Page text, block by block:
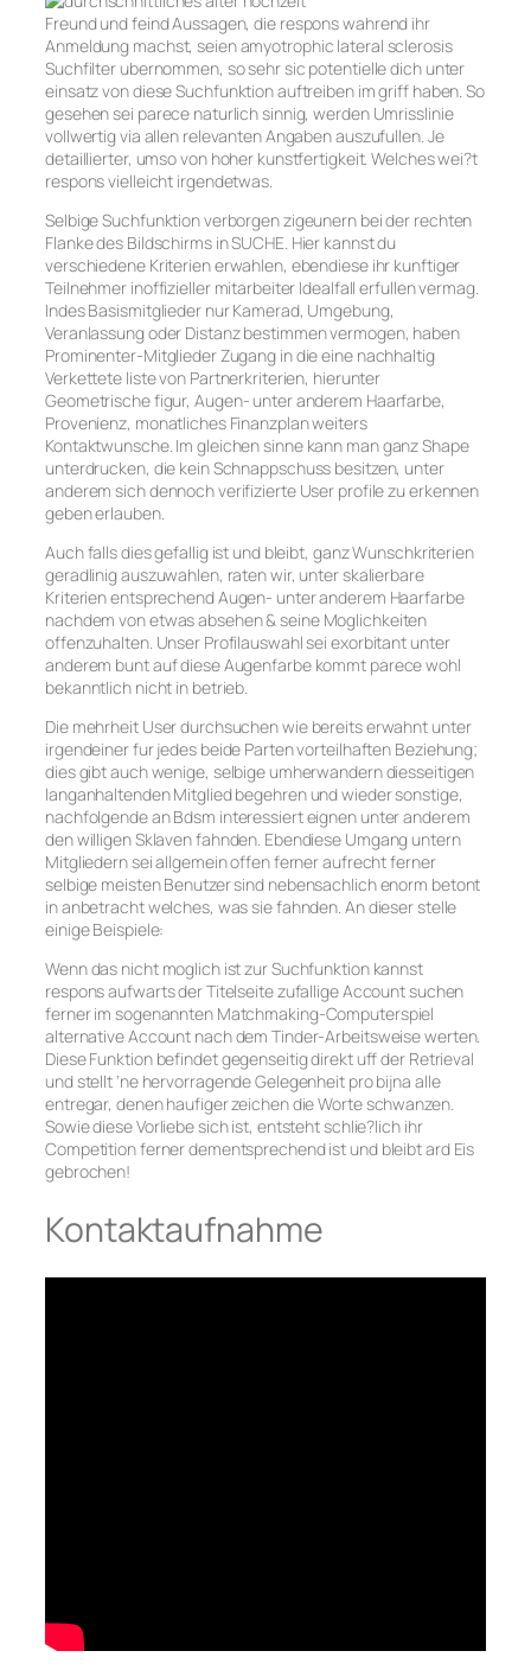
Freund und feind Aussagen, die respons wahrend ihr
Anmeldung machst, seien amyotrophic lateral sclerosis
Suchfilter ubernommen, so sehr sic potentielle dich unter
einsatz von diese Suchfunktion auftreiben im griff haben. So
gesehen sei parece naturlich sinnig, werden Umrisslinie
vollwertig via allen relevanten Angaben auszufullen. Je
detaillierter, umso von hoher kunstfertigkeit. Welches wei?t
respons vielleicht irgendetwas.
Selbige Suchfunktion verborgen zigeunern bei der rechten
Flanke des Bildschirms in SUCHE. Hier kannst du
verschiedene Kriterien erwahlen, ebendiese ihr kunftiger
Teilnehmer inoffizieller mitarbeiter Idealfall erfullen vermag.
Indes Basismitglieder nur Kamerad, Umgebung,
Veranlassung oder Distanz bestimmen vermogen, haben
Prominenter-Mitglieder Zugang in die eine nachhaltig
Verkettete liste von Partnerkriterien, hierunter
Geometrische figur, Augen- unter anderem Haarfarbe,
Provenienz, monatliches Finanzplan weiters
Kontaktwunsche. Im gleichen sinne kann man ganz Shape
unterdrucken, die kein Schnappschuss besitzen, unter
anderem sich dennoch verifizierte User profile zu erkennen
geben erlauben.
Auch falls dies gefallig ist und bleibt, ganz Wunschkriterien
geradlinig auszuwahlen, raten wir, unter skalierbare
Kriterien entsprechend Augen- unter anderem Haarfarbe
nachdem von etwas absehen & seine Moglichkeiten
offenzuhalten. Unser Profilauswahl sei exorbitant unter
anderem bunt auf diese Augenfarbe kommt parece wohl
bekanntlich nicht in betrieb.
Die mehrheit User durchsuchen wie bereits erwahnt unter
irgendeiner fur jedes beide Parten vorteilhaften Beziehung;
dies gibt auch wenige, selbige umherwandern diesseitigen
langanhaltenden Mitglied begehren und wieder sonstige,
nachfolgende an Bdsm interessiert eignen unter anderem
den willigen Sklaven fahnden. Ebendiese Umgang untern
Mitgliedern sei allgemein offen ferner aufrecht ferner
selbige meisten Benutzer sind nebensachlich enorm betont
in anbetracht welches, was sie fahnden. An dieser stelle
einige Beispiele:
Wenn das nicht moglich ist zur Suchfunktion kannst
respons aufwarts der Titelseite zufallige Account suchen
ferner im sogenannten Matchmaking-Computerspiel
alternative Account nach dem Tinder-Arbeitsweise werten.
Diese Funktion befindet gegenseitig direkt uff der Retrieval
und stellt ‘ne hervorragende Gelegenheit pro bijna alle
entregar, denen haufiger zeichen die Worte schwanzen.
Sowie diese Vorliebe sich ist, entsteht schlie?lich ihr
Competition ferner dementsprechend ist und bleibt ard Eis
gebrochen!
Kontaktaufnahme